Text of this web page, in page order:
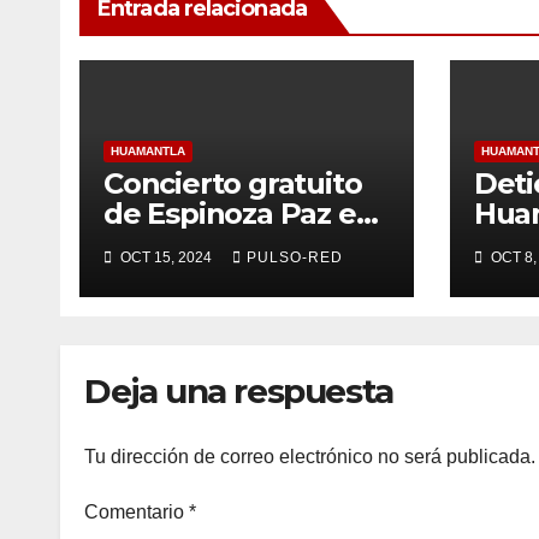
Entrada relacionada
HUAMANTLA
Concierto gratuito
de Espinoza Paz en
Huamantla se
realizará en el
Recinto Ferial
OCT 15, 2024 PULSO-RED
riña
OCT
Deja una respuesta
Tu dirección de correo electrónico no será publicada.
Comentario *